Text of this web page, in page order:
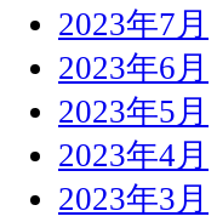
2023年7月
2023年6月
2023年5月
2023年4月
2023年3月